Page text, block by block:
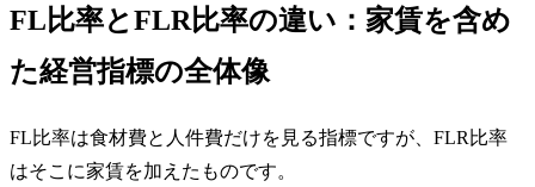
FL比率とFLR比率の違い：家賃を含め
た経営指標の全体像
FL比率は食材費と人件費だけを見る指標ですが、FLR比率
はそこに家賃を加えたものです。